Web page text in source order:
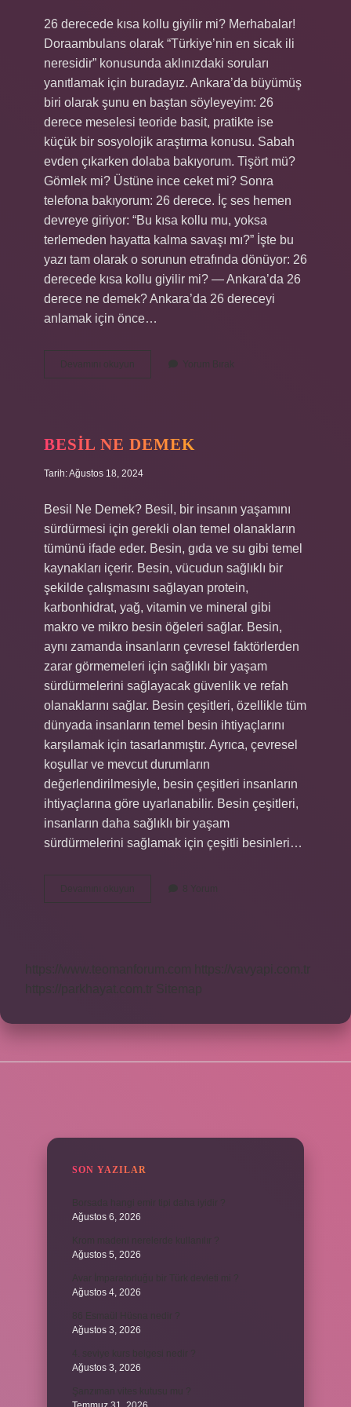
26 derecede kısa kollu giyilir mi? Merhabalar!
Doraambulans olarak “Türkiye’nin en sicak ili
neresidir” konusunda aklınızdaki soruları
yanıtlamak için buradayız. Ankara’da büyümüş
biri olarak şunu en baştan söyleyeyim: 26
derece meselesi teoride basit, pratikte ise
küçük bir sosyolojik araştırma konusu. Sabah
evden çıkarken dolaba bakıyorum. Tişört mü?
Gömlek mi? Üstüne ince ceket mi? Sonra
telefona bakıyorum: 26 derece. İç ses hemen
devreye giriyor: “Bu kısa kollu mu, yoksa
terlemeden hayatta kalma savaşı mı?” İşte bu
yazı tam olarak o sorunun etrafında dönüyor: 26
derecede kısa kollu giyilir mi? — Ankara’da 26
derece ne demek? Ankara’da 26 dereceyi
anlamak için önce…
Devamını okuyun
Türkiye’nin
en
Yorum Bırak
BESIL NE DEMEK
Tarih: Ağustos 18, 2024
Besil Ne Demek? Besil, bir insanın yaşamını
sürdürmesi için gerekli olan temel olanakların
tümünü ifade eder. Besin, gıda ve su gibi temel
kaynakları içerir. Besin, vücudun sağlıklı bir
şekilde çalışmasını sağlayan protein,
karbonhidrat, yağ, vitamin ve mineral gibi
makro ve mikro besin öğeleri sağlar. Besin,
aynı zamanda insanların çevresel faktörlerden
zarar görmemeleri için sağlıklı bir yaşam
sürdürmelerini sağlayacak güvenlik ve refah
olanaklarını sağlar. Besin çeşitleri, özellikle tüm
dünyada insanların temel besin ihtiyaçlarını
karşılamak için tasarlanmıştır. Ayrıca, çevresel
koşullar ve mevcut durumların
değerlendirilmesiyle, besin çeşitleri insanların
ihtiyaçlarına göre uyarlanabilir. Besin çeşitleri,
insanların daha sağlıklı bir yaşam
sürdürmelerini sağlamak için çeşitli besinleri…
SON YAZILAR
Ağustos 6, 2026
Ağustos 5, 2026
Ağustos 4, 2026
Ağustos 3, 2026
Ağustos 3, 2026